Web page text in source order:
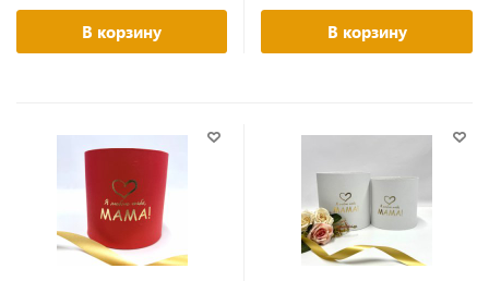
В корзину В корзину